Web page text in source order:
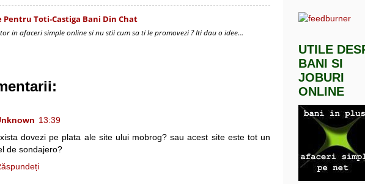
Pentru Toti-Castiga Bani Din Chat
in afaceri simple online si nu stii cum sa ti le promovezi ? Iti dau o idee…
13:39
dovezi pe plata ale site ului mobrog? sau acest site este tot un
de sondajero?
UTILE
BANI SI
JOBURI
ONLINE